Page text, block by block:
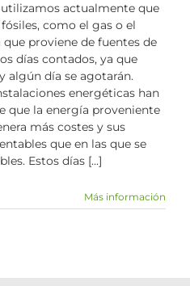
actualmente que
como el gas o el
proviene de fuentes de
días contados, ya que
algún día se agotarán.
energéticas han
que la energía proveniente
más costes y sus
que en las que se
Estos días [...]
Más información